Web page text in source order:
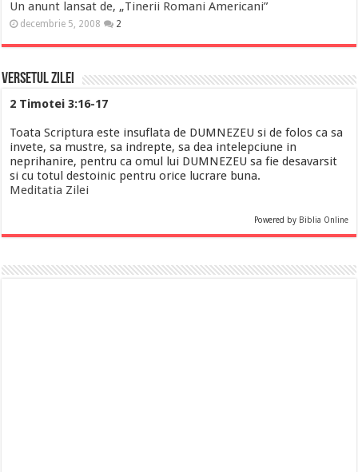
Un anunt lansat de, „Tinerii Romani Americani”
decembrie 5, 2008 2
Versetul Zilei
2 Timotei 3:16-17
Toata Scriptura este insuflata de DUMNEZEU si de folos ca sa
invete, sa mustre, sa indrepte, sa dea intelepciune in
neprihanire, pentru ca omul lui DUMNEZEU sa fie desavarsit
si cu totul destoinic pentru orice lucrare buna.
Meditatia Zilei
Powered by Biblia Online